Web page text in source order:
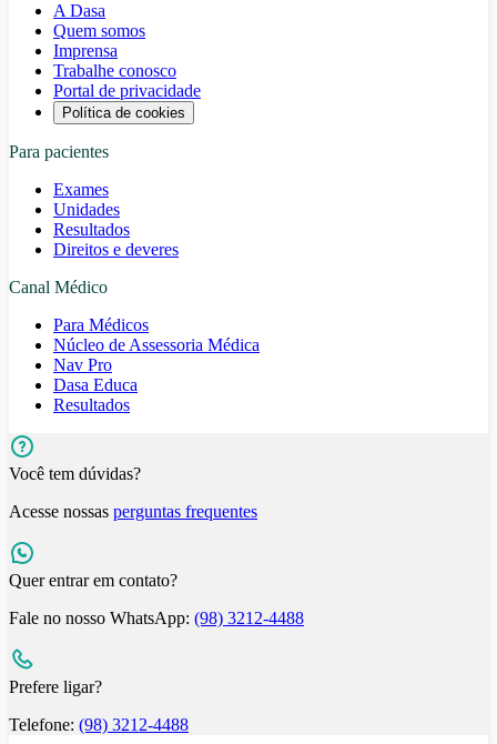
A Dasa
Quem somos
Imprensa
Trabalhe conosco
Portal de privacidade
Política de cookies
Para pacientes
Exames
Unidades
Resultados
Direitos e deveres
Canal Médico
Para Médicos
Núcleo de Assessoria Médica
Nav Pro
Dasa Educa
Resultados
Você tem dúvidas?
Acesse nossas perguntas frequentes
Quer entrar em contato?
Fale no nosso WhatsApp: (98) 3212-4488
Prefere ligar?
Telefone: (98) 3212-4488